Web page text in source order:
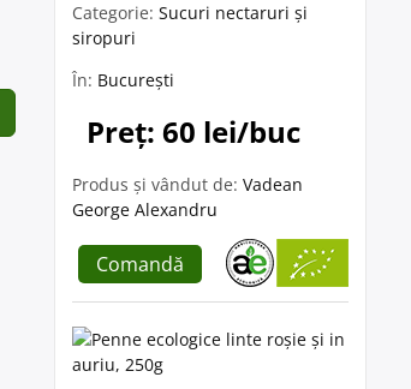
Categorie: Sucuri nectaruri și
siropuri
În: București
Preț: 60 lei/buc
Produs și vândut de: Vadean
George Alexandru
Comandă